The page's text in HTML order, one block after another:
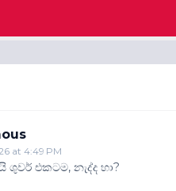
at 4:49 PM
ශුවර් එකටම, නැද්ද හා?